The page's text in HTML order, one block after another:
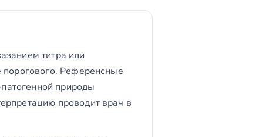
титра или
Референсные
природы
проводит врач в